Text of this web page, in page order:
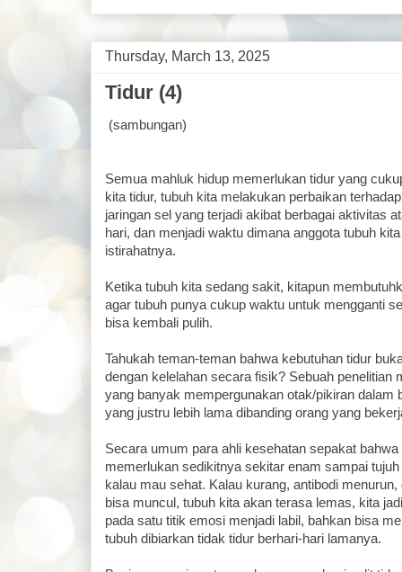
Thursday, March 13, 2025
Tidur (4)
(sambungan)
Semua mahluk hidup memerlukan tidur yang
kita tidur, tubuh kita melakukan perbaikan
jaringan sel yang terjadi akibat berbagai aktivitas
hari, dan menjadi waktu dimana anggota tubuh
istirahatnya.
Ketika tubuh kita sedang sakit, kitapun
agar tubuh punya cukup waktu untuk mengganti
bisa kembali pulih.
Tahukah teman-teman bahwa kebutuhan tidur
dengan kelelahan secara fisik? Sebuah penelitian
yang banyak mempergunakan otak/pikiran dalam
yang justru lebih lama dibanding orang yang
Secara umum para ahli kesehatan sepakat
memerlukan sedikitnya sekitar enam sampai
kalau mau sehat. Kalau kurang, antibodi
bisa muncul, tubuh kita akan terasa lemas, kita
pada satu titik emosi menjadi labil, bahkan bisa
tubuh dibiarkan tidak tidur berhari-hari lamanya.